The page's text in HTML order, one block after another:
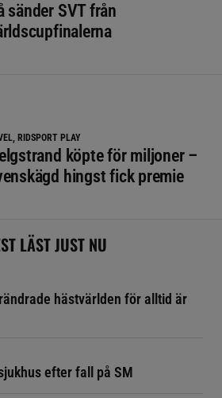
sänder SVT från
RIDSPORT PLAY
köpte för miljoner –
hingst fick premie
LÄST JUST NU
hästvärlden för alltid är
efter fall på SM